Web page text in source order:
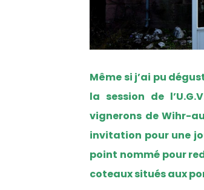
Même si j’ai pu
la session de
vignerons de Wihr-
invitation pour une
point nommé pour
coteaux situés aux